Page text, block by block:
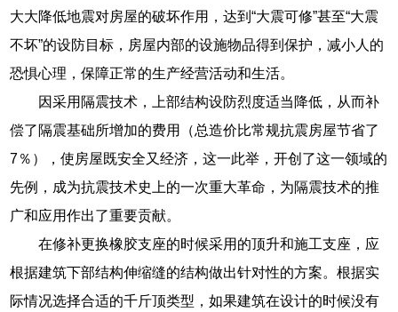
倒塌，因此，建议在计算偏心率是应重点考虑在罕遇地震下
的等效刚度。
而这种增加必然会引起橡胶支座抗压弹性模量的增加，
从而使竖向压缩变形减少，按不脱空条件来校核，设计允许
转角降低。
隔震技术是通过隔震消能装置安放在结构的底部和基础
（或底部和柱底）之间，将上部结构和基础“隔开”。地震
时，地动房不动，隔震装置将地震所产生的能量消弥其中，
从而减轻上部房屋的破坏。与传统的抗震技术比较，隔震可
大大降低地震对房屋的破坏作用，达到“大震可修”甚至“大震
不坏”的设防目标，房屋内部的设施物品得到保护，减小人的